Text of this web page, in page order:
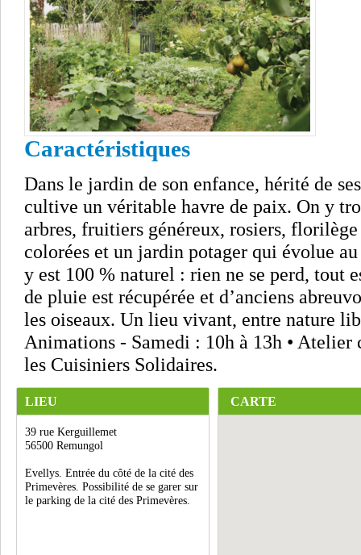
Caractéristiques
Dans le jardin de son enfance, hérité de
cultive un véritable havre de paix. On y
arbres, fruitiers généreux, rosiers,
colorées et un jardin potager qui évolue
y est 100 % naturel : rien ne se perd, tout
de pluie est récupérée et d’anciens
les oiseaux. Un lieu vivant, entre nature
Animations - Samedi : 10h à 13h • Atelier
les Cuisiniers Solidaires.
LIEU
39 rue Kerguillemet
56500 Remungol
Evellys. Entrée du côté de la cité des
Primevères. Possibilité de se garer sur
le parking de la cité des Primevères.
CARTE